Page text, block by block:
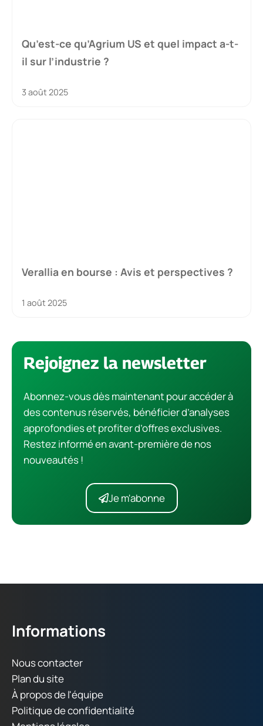
Qu’est-ce qu’Agrium US et quel impact a-t-
il sur l’industrie ?
3 août 2025
Verallia en bourse : Avis et perspectives ?
1 août 2025
Rejoignez la newsletter
Abonnez-vous dès maintenant pour accéder à
des contenus réservés, bénéficier d’analyses
approfondies et profiter d’offres exclusives.
Restez informé en avant-première de nos
nouveautés !
Je m'abonne
Informations
Nous contacter
Plan du site
À propos de l'équipe
Politique de confidentialité